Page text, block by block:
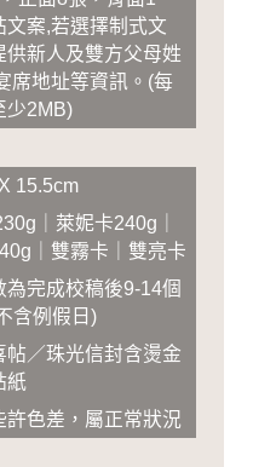
文案,若選擇制式文
供新人及雙方父母姓
席地址等資訊 。 (每
少2MB)
15.5cm
｜萊妮卡240g｜
｜雙霧卡｜雙亮卡
為完成校稿後9-14個
含例假日)
帖／珠光信封含燙金
紙
許色差，屬正常狀況